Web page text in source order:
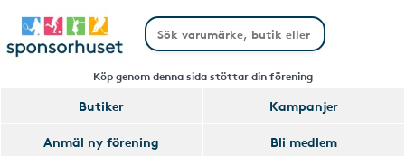
Köp genom denna sida stöttar din förening
Butiker
Kampanjer
Anmäl ny förening
Bli medlem